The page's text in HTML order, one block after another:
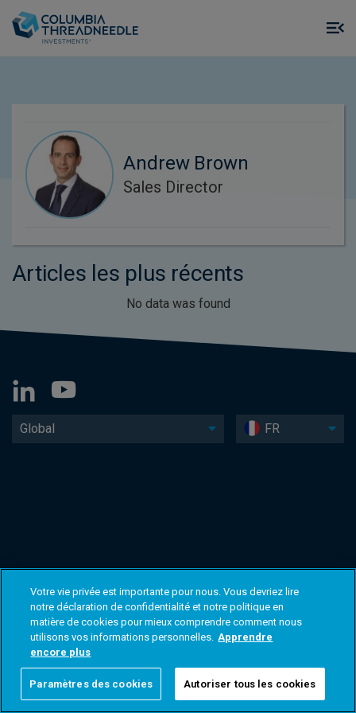
Andrew Brown
Sales Director
Articles les plus récents
No data was found
Global FR
Votre vie privée est importante pour nous. Vous devriez lire
notre déclaration de confidentialité et notre politique en
matière de cookies pour mieux comprendre comment nous
utilisons vos informations personnelles. Apprendre
encore plus
Paramètres des cookies Autoriser tous les cookies